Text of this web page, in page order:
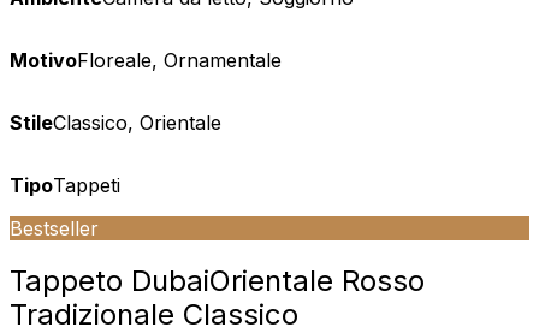
MotivoFloreale, Ornamentale
StileClassico, Orientale
TipoTappeti
Bestseller
Tappeto DubaiOrientale Rosso
Tradizionale Classico